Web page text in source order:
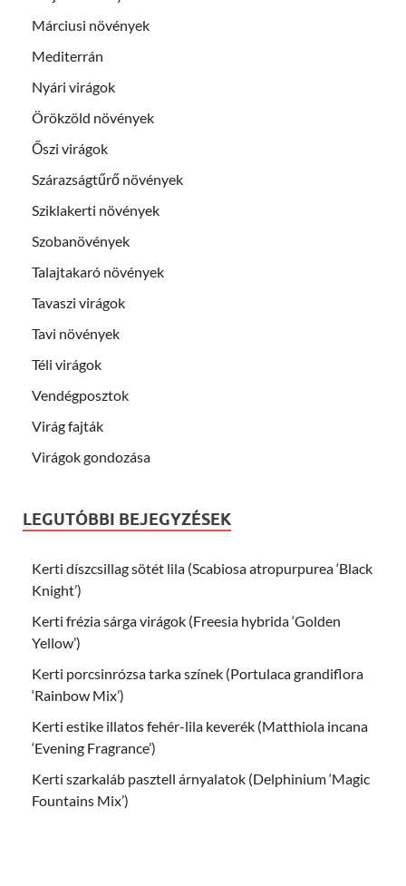
Márciusi növények
Mediterrán
Nyári virágok
Örökzöld növények
Őszi virágok
Szárazságtűrő növények
Sziklakerti növények
Szobanövények
Talajtakaró növények
Tavaszi virágok
Tavi növények
Téli virágok
Vendégposztok
Virág fajták
Virágok gondozása
LEGUTÓBBI BEJEGYZÉSEK
Kerti díszcsillag sötét lila (Scabiosa atropurpurea ‘Black
Knight’)
Kerti frézia sárga virágok (Freesia hybrida ‘Golden
Yellow’)
Kerti porcsinrózsa tarka színek (Portulaca grandiflora
‘Rainbow Mix’)
Kerti estike illatos fehér-lila keverék (Matthiola incana
‘Evening Fragrance’)
Kerti szarkaláb pasztell árnyalatok (Delphinium ‘Magic
Fountains Mix’)